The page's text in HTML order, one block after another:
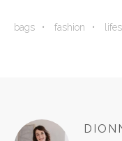
bags fashion